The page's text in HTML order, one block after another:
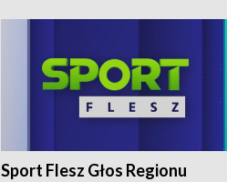
Sport Flesz Głos Regionu